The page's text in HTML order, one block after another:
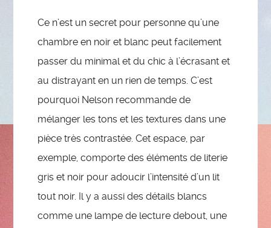
Ce n’est un secret pour personne qu’une
chambre en noir et blanc peut facilement
passer du minimal et du chic à l’écrasant et
au distrayant en un rien de temps. C’est
pourquoi Nelson recommande de
mélanger les tons et les textures dans une
pièce très contrastée. Cet espace, par
exemple, comporte des éléments de literie
gris et noir pour adoucir l’intensité d’un lit
tout noir. Il y a aussi des détails blancs
comme une lampe de lecture debout, une